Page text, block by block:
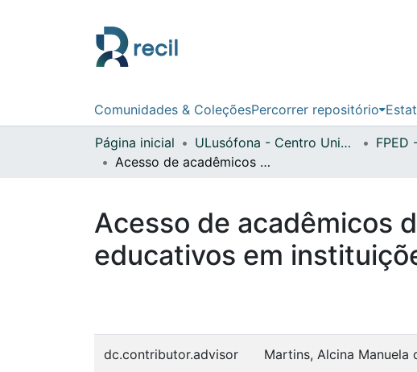
Comunidades & ColeçõesPercorrer repositório
Página inicial ULusófona - Centro Universitário do Porto
Acesso de acadêmicos de direito à advocacia : perfis e percursos educativos em instituições de Ensino Superior de Goiânia
Acesso de acadêmicos
educativos em
dc.contributor.advisor Martins, Alcina Manuela